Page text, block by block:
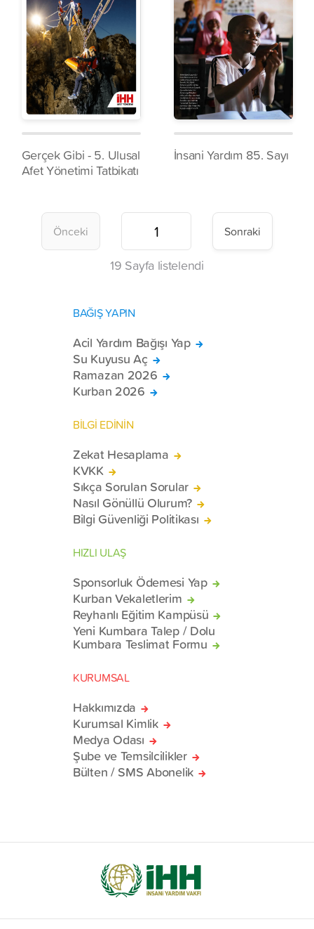
Gerçek Gibi - 5. Ulusal
Afet Yönetimi Tatbikatı
İnsani Yardım 85. Sayı
Önceki Sonraki
19 Sayfa listelendi
BAĞIŞ YAPIN
Acil Yardım Bağışı Yap
Su Kuyusu Aç
Ramazan 2026
Kurban 2026
BİLGİ EDİNİN
Zekat Hesaplama
KVKK
Sıkça Sorulan Sorular
Nasıl Gönüllü Olurum?
Bilgi Güvenliği Politikası
HIZLI ULAŞ
Sponsorluk Ödemesi Yap
Kurban Vekaletlerim
Reyhanlı Eğitim Kampüsü
Yeni Kumbara Talep / Dolu
Kumbara Teslimat Formu
KURUMSAL
Hakkımızda
Kurumsal Kimlik
Medya Odası
Şube ve Temsilcilikler
Bülten / SMS Abonelik